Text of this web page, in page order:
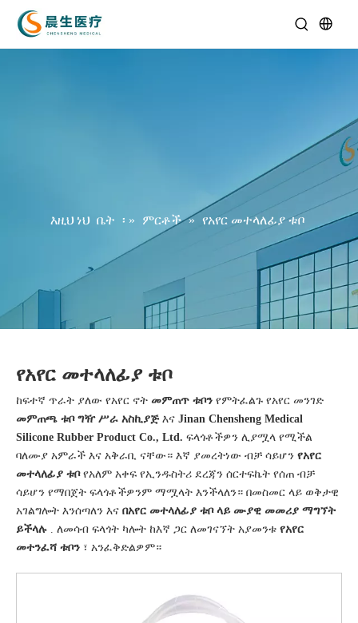
እዚህ ነህ ቤት ፡ » ምርቶች » የአየር መተላለፊያ ቱቦ
የአየር መተላለፊያ ቱቦ
ከፍተኛ ጥራት ያለው የአየር ኖት መምጠጥ ቱቦን የምትፈልጉ የአየር መንገድ
መምጠጫ ቱቦ ግዥ ሥራ አስኪያጅ እና Jinan Chensheng Medical
Silicone Rubber Product Co., Ltd. ፍላጎቶችዎን ሊያሟላ የሚችል
ባለሙያ አምራች እና አቅራቢ ናቸው። እኛ ያመረትነው ብቻ ሳይሆን የአየር
መተላለፊያ ቱቦ የአለም አቀፍ የኢንዱስትሪ ደረጃን ሰርተፍኬት የሰጠ ብቻ
ሳይሆን የማበጀት ፍላጎቶችዎንም ማሟላት እንችላለን። በመስመር ላይ ወቅታዊ
አገልግሎት እንሰጣለን እና በአየር መተላለፊያ ቱቦ ላይ ሙያዊ መመሪያ ማግኘት
ይችላሉ . ለመሳብ ፍላጎት ካሎት ከእኛ ጋር ለመገናኘት አያመንቱ የአየር
መተንፈሻ ቱቦን ፣ አንፈቅድልዎም።